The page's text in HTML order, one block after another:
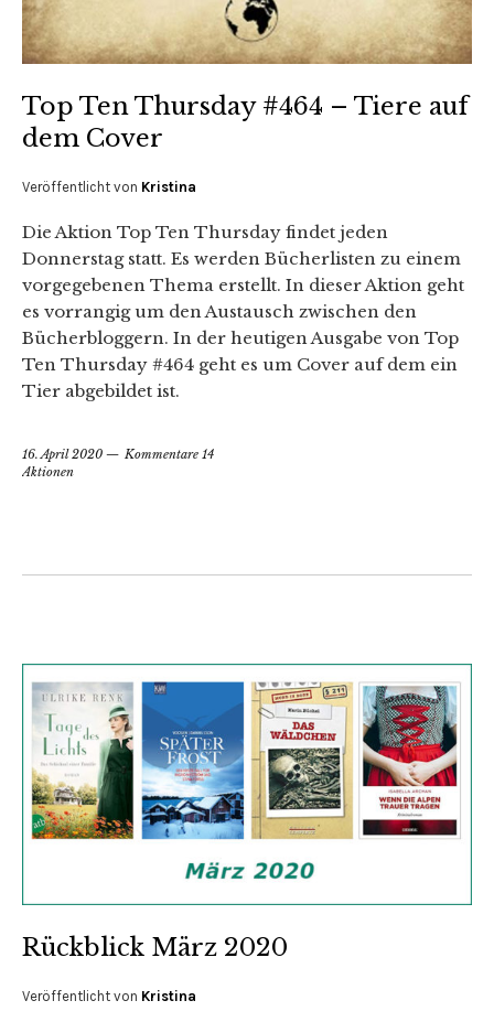
Top Ten Thursday #464 – Tiere auf
dem Cover
Veröffentlicht von Kristina
Die Aktion Top Ten Thursday findet jeden
Donnerstag statt. Es werden Bücherlisten zu einem
vorgegebenen Thema erstellt. In dieser Aktion geht
es vorrangig um den Austausch zwischen den
Bücherbloggern. In der heutigen Ausgabe von Top
Ten Thursday #464 geht es um Cover auf dem ein
Tier abgebildet ist.
16. April 2020
Kommentare 14
Aktionen
Rückblick März 2020
Veröffentlicht von Kristina